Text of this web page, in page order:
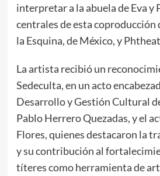
interpretar a la abuela de Eva y
centrales de esta coproducción
la Esquina, de México, y
La artista recibió un
Sedeculta, en un acto
Desarrollo y Gestión Cultural
Pablo Herrero Quezadas, y el
Flores, quienes destacaron la
y su contribución al
títeres como herramienta de